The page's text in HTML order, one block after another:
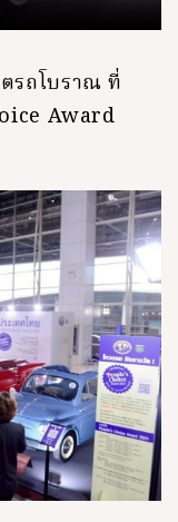
รถโบราณ ที่
Award